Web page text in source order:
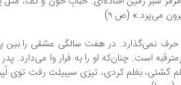
می‌پرد.» (ص ۹)
حرف نمی‌گذارد. در هفت سالگی عشقی را بین
است. چنان‌که او را به فرار وا می‌دارد.
گشتی، بغلم کردی، تیزی سیبیلت رفت توی